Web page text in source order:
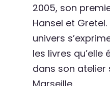
2005, son
Hansel et
univers
les livres qu’elle
dans son atelier